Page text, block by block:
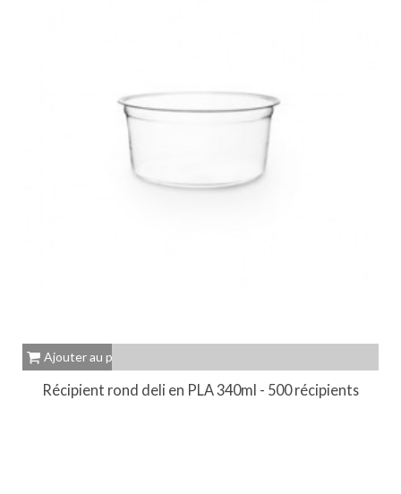
Ajouter au panier
Récipient rond deli en PLA 340ml - 500 récipients